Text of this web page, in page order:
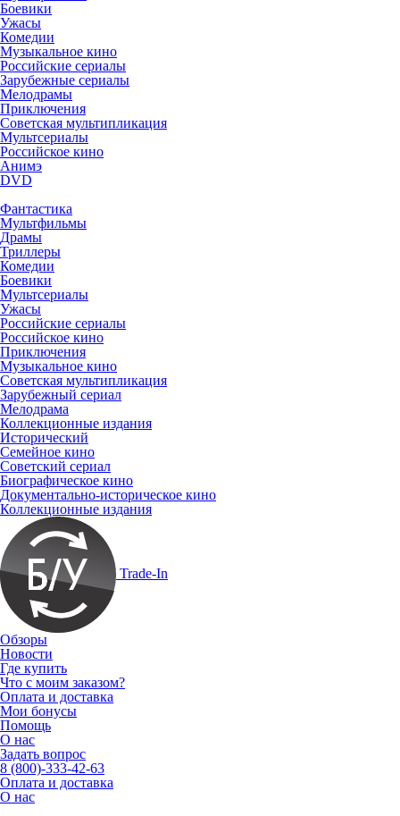
Боевики
Ужасы
Комедии
Музыкальное кино
Российские сериалы
Зарубежные сериалы
Мелодрамы
Приключения
Советская мультипликация
Мультсериалы
Российское кино
Анимэ
DVD
Фантастика
Мультфильмы
Драмы
Триллеры
Комедии
Боевики
Мультсериалы
Ужасы
Российские сериалы
Российское кино
Приключения
Музыкальное кино
Советская мультипликация
Зарубежный сериал
Мелодрама
Коллекционные издания
Исторический
Семейное кино
Советский сериал
Биографическое кино
Документально-историческое кино
Коллекционные издания
Trade-In
Обзоры
Новости
Где купить
Что с моим заказом?
Оплата и доставка
Мои бонусы
Помощь
О нас
Задать вопрос
8 (800)-333-42-63
Оплата и доставка
О нас